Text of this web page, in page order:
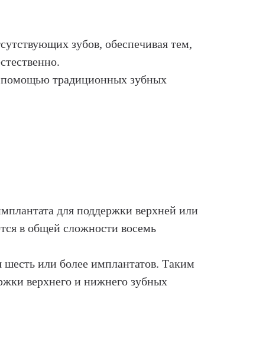
зубов, обеспечивая тем,
помощью традиционных зубных
для поддержки верхней или
в общей сложности восемь
шесть или более имплантатов. Таким
верхнего и нижнего зубных